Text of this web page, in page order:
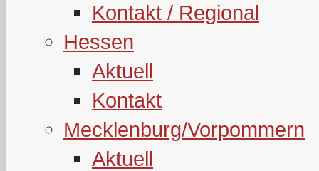
Kontakt / Regional
Hessen
Aktuell
Kontakt
Mecklenburg/Vorpommern
Aktuell